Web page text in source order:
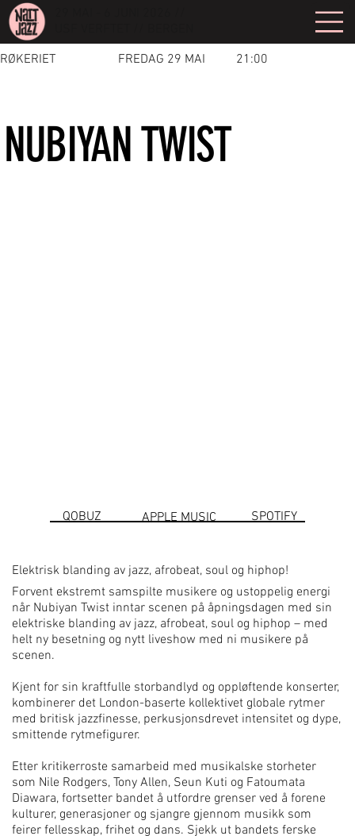
RØKERIET
FREDAG 29 MAI 21:00
NUBIYAN TWIST
QOBUZ APPLE MUSIC SPOTIFY
Elektrisk blanding av jazz, afrobeat, soul og hiphop!
Forvent ekstremt samspilte musikere og ustoppelig energi
når Nubiyan Twist inntar scenen på åpningsdagen med sin
elektriske blanding av jazz, afrobeat, soul og hiphop – med
helt ny besetning og nytt liveshow med ni musikere på
scenen.
Kjent for sin kraftfulle storbandlyd og oppløftende konserter,
kombinerer det London-baserte kollektivet globale rytmer
med britisk jazzfinesse, perkusjonsdrevet intensitet og dype,
smittende rytmefigurer.
Etter kritikerroste samarbeid med musikalske storheter
som Nile Rodgers, Tony Allen, Seun Kuti og Fatoumata
Diawara, fortsetter bandet å utfordre grenser ved å forene
kulturer, generasjoner og sjangre gjennom musikk som
feirer fellesskap, frihet og dans. Sjekk ut bandets ferske